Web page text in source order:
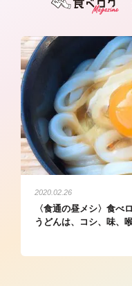
2020.02.26
〈食通の昼メシ〉食べ
うどんは、コシ、味、